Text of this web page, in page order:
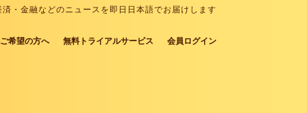
・金融などのニュースを即日日本語でお届けします
希望の方へ 無料トライアルサービス 会員ログイン